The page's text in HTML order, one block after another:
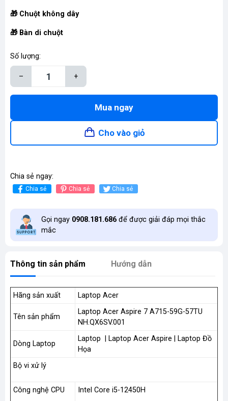
🎁 Chuột không dây
🎁 Bàn di chuột
Số lượng:
– +
Mua ngay
Cho vào giỏ
Chia sẻ ngay:
Chia sẻ Chia sẻ Chia sẻ
Gọi ngay 0908.181.686 để được giải đáp mọi thắc
mắc
Thông tin sản phẩm Hướng dẫn
Hãng sản xuất Laptop Acer
Tên sản phẩm
Laptop Acer Aspire 7 A715-59G-57TU
NH.QX6SV.001
Dòng Laptop
Laptop | Laptop Acer Aspire | Laptop Đồ
Họa
Bộ vi xử lý
Công nghệ CPU Intel Core i5-12450H